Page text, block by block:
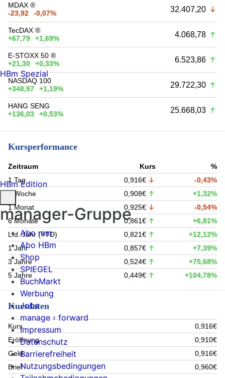
MDAX ®
-23,92
-0,07% 32.407,20
TecDAX ®
+67,79
+1,69% 4.068,78
E-STOXX 50 ®
+21,30
+0,33% 6.523,86
NASDAQ 100
+348,97
+1,19% 29.722,30
HANG SENG
+136,03
+0,53% 25.668,03
Kursperformance
Zeitraum Kurs
%
1 Tag
0,916€
-0,43%
1 Woche
0,908€
+1,32%
1 Monat
0,925€
-0,54%
6 Monate
0,861€
+6,81%
Lfd. Jahr (YTD)
0,821€
+12,12%
1 Jahr
0,857€
+7,39%
3 Jahre
0,524€
+75,68%
5 Jahre
0,449€ +104,78%
Kursdaten
Kurs
0,916€
Eröffnung
0,910€
Geld
0,916€
Brief
0,960€
HBm Spezial
HBm Edition
manager-Gruppe
Abo mm
Abo HBm
Shop
SPIEGEL
BuchMarkt
Werbung
Jobs
manage › forward
Impressum
Datenschutz
Barrierefreiheit
Nutzungsbedingungen